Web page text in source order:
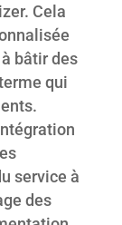
Cela
bâtir des
qui
service à
des